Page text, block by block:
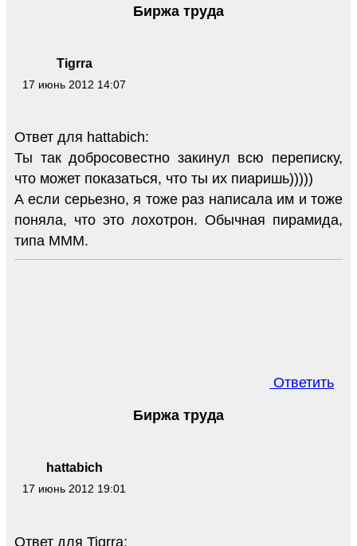
Tigrra
17 июнь 2012 14:07
Биржа труда
Ответ для hattabich:
Ты так добросовестно закинул всю переписку,
что может показаться, что ты их пиаришь)))))
А если серьезно, я тоже раз написала им и тоже
поняла, что это лохотрон. Обычная пирамида,
типа МММ.
Ответить
hattabich
17 июнь 2012 19:01
Биржа труда
Ответ для Tigrra: